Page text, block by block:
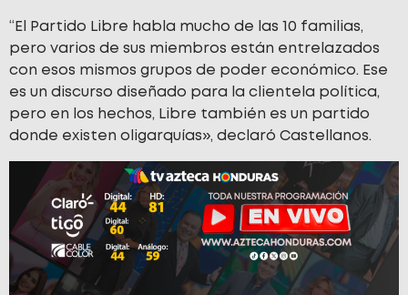
“El Partido Libre habla mucho de las 10 familias,
pero varios de sus miembros están entrelazados
con esos mismos grupos de poder económico. Ese
es un discurso diseñado para la clientela política,
pero en los hechos, Libre también es un partido
donde existen oligarquías», declaró Castellanos.